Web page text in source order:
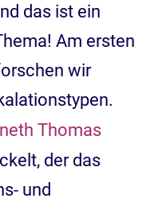
das ist ein
Am ersten
wir
Thomas
der das
und